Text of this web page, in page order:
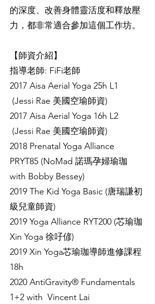
的深度、改善身體靈活度和釋放壓
力，都非常適合參加這個工作坊。
【師資介紹】
指導老師: FiFi老師
2017 Aisa Aerial Yoga 25h L1
(Jessi Rae 美國空瑜師資)
2017 Aisa Aerial Yoga 16h L2
(Jessi Rae 美國空瑜師資)
2018 Prenatal Yoga Alliance
PRYT85 (NoMad 諾瑪孕婦瑜珈
with Bobby Bessey)
2019 The Kid Yoga Basic (唐瑞謙初
級兒童師資)
2019 Yoga Alliance RYT200 (芯瑜珈
Xin Yoga 徐吇偐)
2019 Xin Yoga芯瑜珈導師進修課程
18h
2020 AntiGravity® Fundamentals
1+2 with Vincent Lai